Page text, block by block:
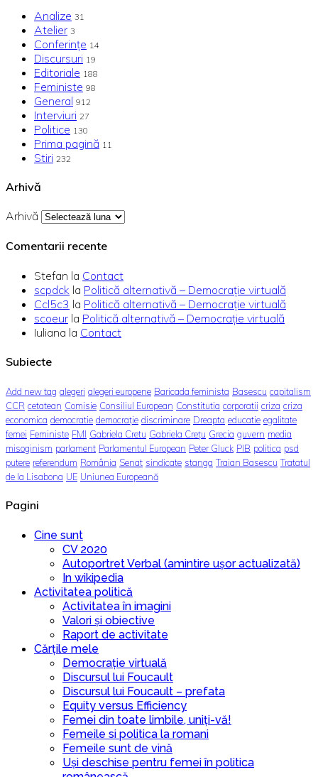
Analize 31
Atelier 3
Conferințe 14
Discursuri 19
Editoriale 188
Feministe 98
General 912
Interviuri 27
Politice 130
Prima pagină 11
Stiri 232
Arhivă
Arhivă
Comentarii recente
Stefan la Contact
scpdck la Politică alternativă – Democraţie virtuală
Ccl5c3 la Politică alternativă – Democraţie virtuală
scoeur la Politică alternativă – Democraţie virtuală
Iuliana la Contact
Subiecte
Add new tag alegeri alegeri europene Baricada feminista Basescu capitalism
CCR cetatean Comisie Consiliul European Constitutia corporatii criza criza
economica democratie democrație discriminare Dreapta educatie egalitate
femei Feministe FMI Gabriela Cretu Gabriela Crețu Grecia guvern media
misoginism parlament Parlamentul European Peter Gluck PIB politica psd
putere referendum România Senat sindicate stanga Traian Basescu Tratatul
de la Lisabona UE Uniunea Europeană
Pagini
Cine sunt
CV 2020
Autoportret Verbal (amintire ușor actualizată)
In wikipedia
Activitatea politică
Activitatea în imagini
Valori și obiective
Raport de activitate
Cărțile mele
Democrație virtuală
Discursul lui Foucault
Discursul lui Foucault – prefata
Equity versus Efficiency
Femei din toate limbile, uniți-vă!
Femeile si politica la romani
Femeile sunt de vină
Uși deschise pentru femei în politica